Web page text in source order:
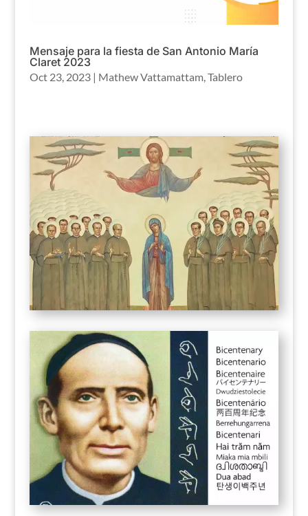
Mensaje para la fiesta de San Antonio María
Claret 2023
Oct 23, 2023| Mathew Vattamattam,Tablero